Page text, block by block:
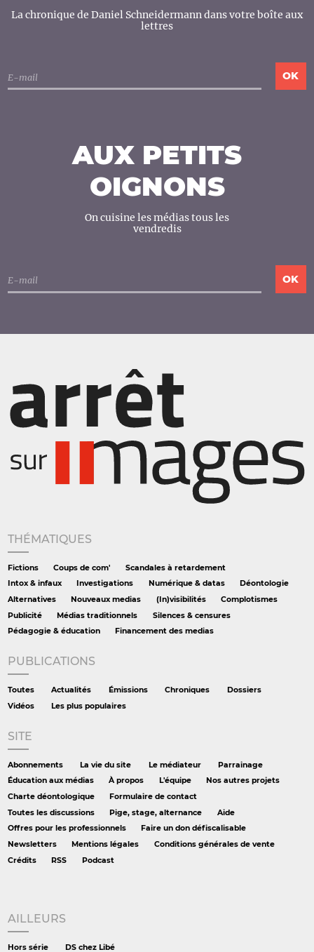
La chronique de Daniel Schneidermann dans votre boîte aux
lettres
AUX PETITS
OIGNONS
On cuisine les médias tous les
vendredis
THÉMATIQUES
Fictions Coups de com'
Scandales à retardement
Intox & infaux
Investigations Numérique & datas
Déontologie
Alternatives
Nouveaux medias (In)visibilités
Complotismes
Publicité
Médias traditionnels
Silences & censures
Pédagogie & éducation
Financement des medias
PUBLICATIONS
Toutes Actualités Émissions Chroniques
Dossiers
Vidéos
Les plus populaires
SITE
Abonnements La vie du site Le médiateur
Parrainage
Éducation aux médias
À propos L'équipe
Nos autres projets
Charte déontologique
Formulaire de contact
Toutes les discussions
Pige, stage, alternance
Aide
Offres pour les professionnels
Faire un don défiscalisable
Newsletters
Mentions légales
Conditions générales de vente
Crédits
RSS Podcast
AILLEURS
Hors série DS chez Libé